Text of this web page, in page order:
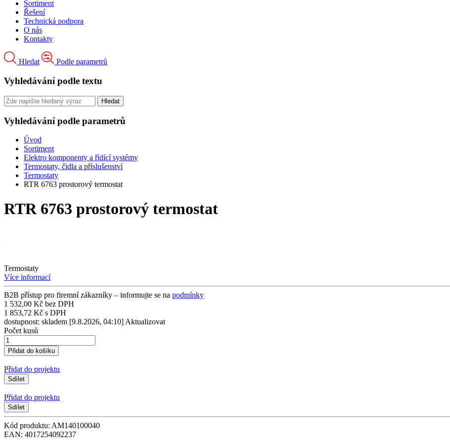
Sortiment
Řešení
Technická podpora
O nás
Kontakty
Hledat Podle parametrů
Vyhledávání podle textu
Vyhledávání podle parametrů
Úvod
Sortiment
Elektro komponenty a řídící systémy
Termostaty, čidla a příslušenství
Termostaty
RTR 6763 prostorový termostat
RTR 6763 prostorový termostat
Termostaty
Více informací
B2B přístup pro firemní zákazníky – informujte se na podmínky
1 532,00 Kč bez DPH
1 853,72 Kč s DPH
dostupnost: skladem [9.8.2026, 04:10] Aktualizovat
Počet kusů
Přidat do projektu
Sdílet
Přidat do projektu
Sdílet
Kód produktu: AM140100040
EAN: 4017254092237